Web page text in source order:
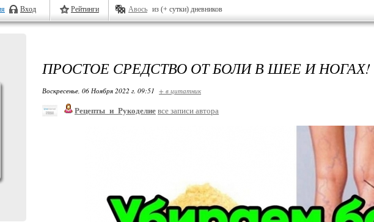
Вход Рейтинги Авось из (+ сутки) дневников
ПРОСТОЕ СРЕДСТВО ОТ БОЛИ В ШЕЕ И НОГАХ!
Воскресенье, 06 Ноября 2022 г. 09:51 + в цитатник
Рецепты_и_Рукоделие все записи автора